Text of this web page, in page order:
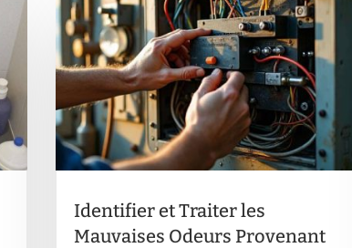
Identifier et Traiter les
Mauvaises Odeurs Provenant